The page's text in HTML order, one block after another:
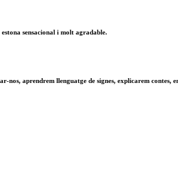
sensacional i molt agradable.
nos, aprendrem llenguatge de signes, explicarem